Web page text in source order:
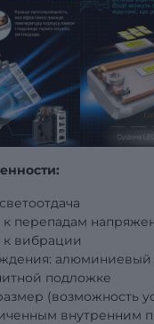
к перепадам
к вибрации
алюминиевый
подложке
(возможность
внутренним